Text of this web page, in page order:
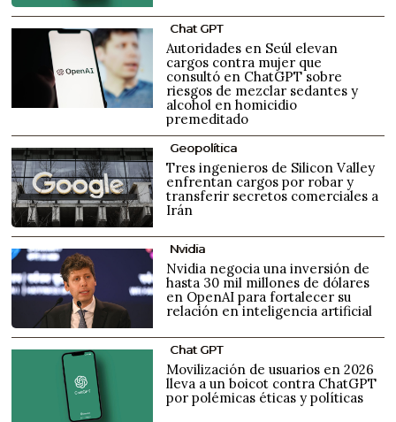
Chat GPT
Autoridades en Seúl elevan
cargos contra mujer que
consultó en ChatGPT sobre
riesgos de mezclar sedantes y
alcohol en homicidio
premeditado
Geopolítica
Tres ingenieros de Silicon Valley
enfrentan cargos por robar y
transferir secretos comerciales a
Irán
Nvidia
Nvidia negocia una inversión de
hasta 30 mil millones de dólares
en OpenAI para fortalecer su
relación en inteligencia artificial
Chat GPT
Movilización de usuarios en 2026
lleva a un boicot contra ChatGPT
por polémicas éticas y políticas